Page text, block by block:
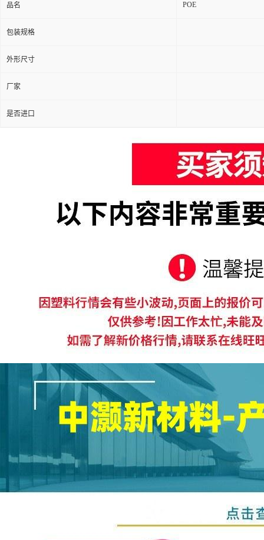
品名 POE
包装规格
外形尺寸
厂家
是否进口